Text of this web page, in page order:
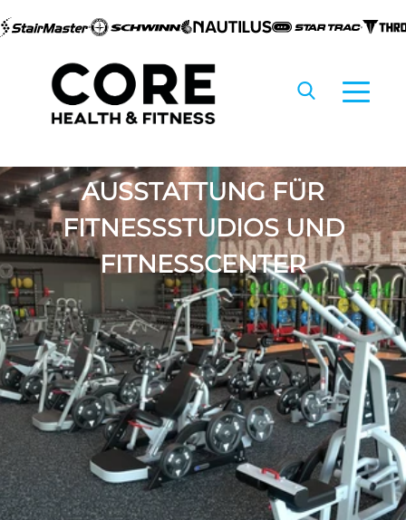
springenAUSSTATTUNG FÜR
FITNESSSTUDIOS UND
FITNESSCENTER